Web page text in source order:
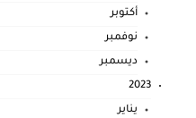
أكتوبر
نوفمبر
ديسمبر
2023
يناير